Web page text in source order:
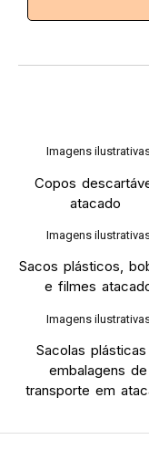
Imagens
Copos
atacado
Imagens
Sacos plásticos,
e filmes
Imagens
Sacolas
embalagens de
transporte em